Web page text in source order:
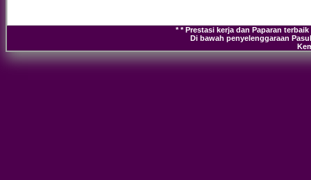
* * Prestasi kerja dan Paparan
Di bawah penyelenggaraan